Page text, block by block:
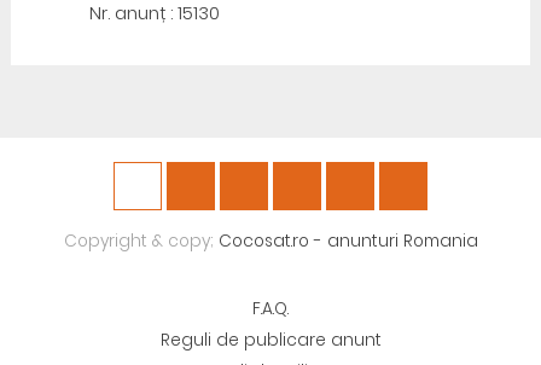
Nr. anunț : 15130
Copyright & copy; Cocosat.ro - anunturi Romania
F.A.Q.
Reguli de publicare anunt